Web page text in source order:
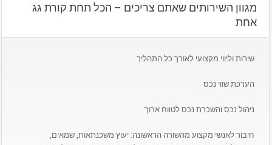
מגוון השירותים שאתם צריכים – הכל תחת קורת גג
אחת
שירות וליווי מקצועי לאורך כל התהליך
הערכת שווי נכס
ניהול נכס והשכרת נכס לטווח ארוך
חיבור לאנשי מקצוע מהשורה הראשונה: יעוץ משכנתאות, שמאים,